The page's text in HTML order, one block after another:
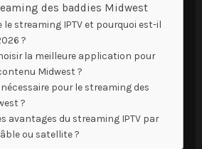
des baddies Midwest
le streaming IPTV et pourquoi est-il
?
la meilleure application pour
Midwest ?
nécessaire pour le streaming des
?
avantages du streaming IPTV par
ou satellite ?